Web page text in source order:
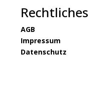
Rechtliches
AGB
Impressum
Datenschutz